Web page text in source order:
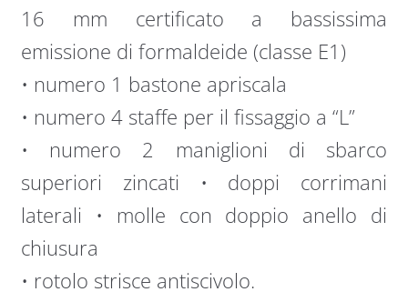
16 mm certificato a bassissima
emissione di formaldeide (classe E1)
• numero 1 bastone apriscala
• numero 4 staffe per il fissaggio a “L”
• numero 2 maniglioni di sbarco
superiori zincati • doppi corrimani
laterali • molle con doppio anello di
chiusura
• rotolo strisce antiscivolo.